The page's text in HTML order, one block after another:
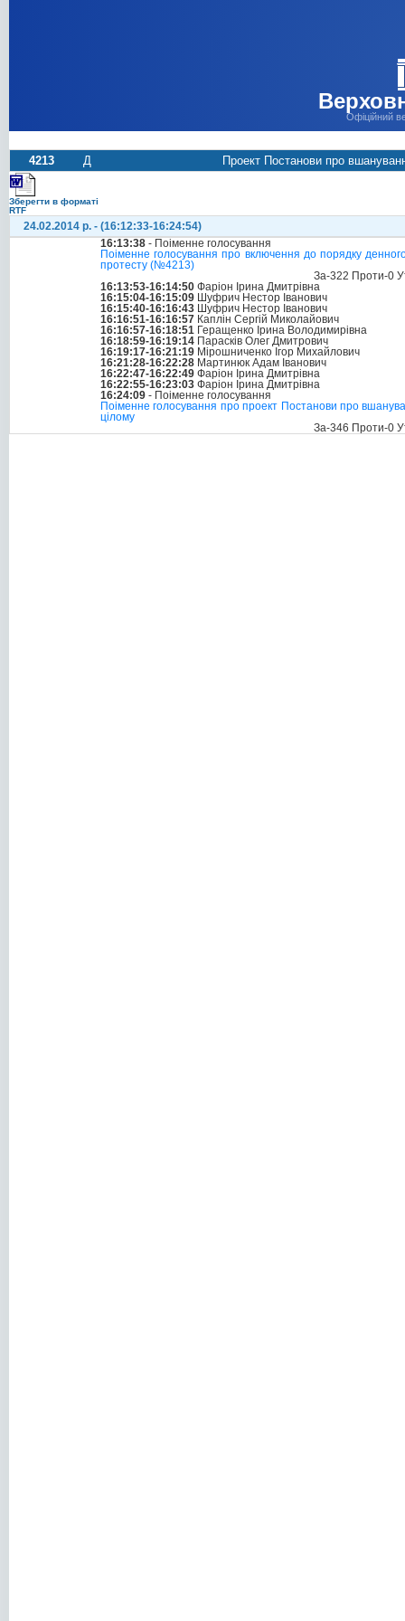
Офіційний
4213 Д Проект Постанови про
Зберегти в форматі
RTF
24.02.2014 р. - (16:12:33-16:24:54)
16:13:38 - Поіменне голосування
Поіменне голосування про включення до порядку
протесту (№4213)
За-322 Проти-0
16:13:53-16:14:50 Фаріон Ірина Дмитрівна
16:15:04-16:15:09 Шуфрич Нестор Іванович
16:15:40-16:16:43 Шуфрич Нестор Іванович
16:16:51-16:16:57 Каплін Сергій Миколайович
16:16:57-16:18:51 Геращенко Ірина Володимирівна
16:18:59-16:19:14 Парасків Олег Дмитрович
16:19:17-16:21:19 Мірошниченко Ігор Михайлович
16:21:28-16:22:28 Мартинюк Адам Іванович
16:22:47-16:22:49 Фаріон Ірина Дмитрівна
16:22:55-16:23:03 Фаріон Ірина Дмитрівна
16:24:09 - Поіменне голосування
Поіменне голосування про проект Постанови про
цілому
За-346 Проти-0